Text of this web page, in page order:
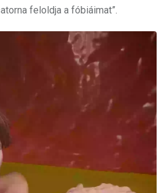
feloldja a fóbiáimat”.